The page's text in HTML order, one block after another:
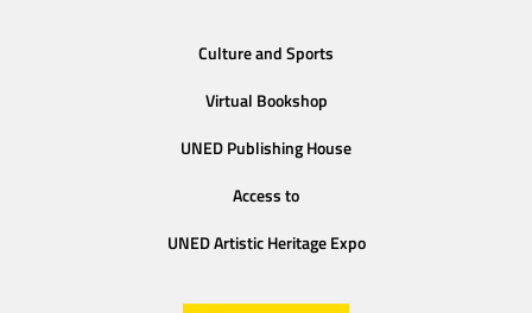
Culture and Sports
Virtual Bookshop
UNED Publishing House
Access to
UNED Artistic Heritage Expo